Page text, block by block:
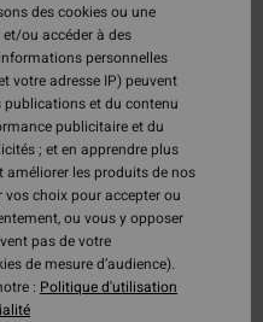
des cookies ou une
ou accéder à des
personnelles
votre adresse IP) peuvent
publications et du contenu
publicitaire et du
; et en apprendre plus
améliorer les produits de nos
choix pour accepter ou
ou vous y opposer
pas de votre
de mesure d’audience).
: Politique d'utilisation